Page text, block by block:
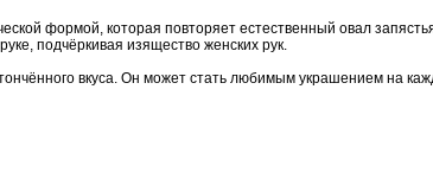
формой, которая повторяет естественный овал
подчёркивая изящество женских рук.
вкуса. Он может стать любимым украшением на